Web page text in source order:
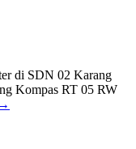
di SDN 02 Karang
Kompas RT 05 RW